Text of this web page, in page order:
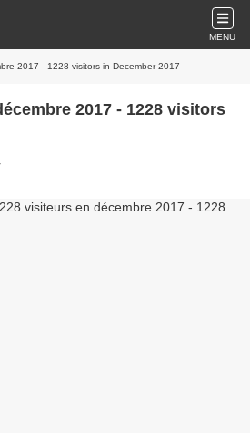
MENU
2017 - 1228 visitors in December 2017
2017 - 1228 visitors